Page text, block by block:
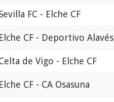
FC - Elche CF
Elche CF - Deportivo Alavés
de Vigo - Elche CF
Elche CF - CA Osasuna